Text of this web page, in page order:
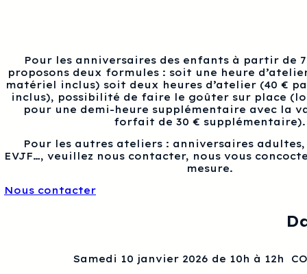
Pour les anniversaires des enfants à partir de
proposons deux formules : soit une heure
matériel inclus) soit deux heures d’atelier (40 €
inclus), possibilité de faire le goûter sur place
pour une demi-heure supplémentaire avec la
forfait de 30 € supplémentaire).
Pour les autres ateliers : anniversaires
EVJF…, veuillez nous contacter, nous vous
mesure.
Nous contacter
Samedi 10 janvier 2026 de 10h à 12h